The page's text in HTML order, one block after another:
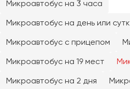
Микроавтобус на 3 часа
Микроавтобус на день или
Микроавтобус с прицепом
Микроавтобус на 19 мест
Микроавтобус на 2 дня
Челябинск
Череповец
Якутск